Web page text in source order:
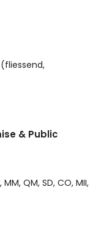
& Public
QM, SD, CO, MII,